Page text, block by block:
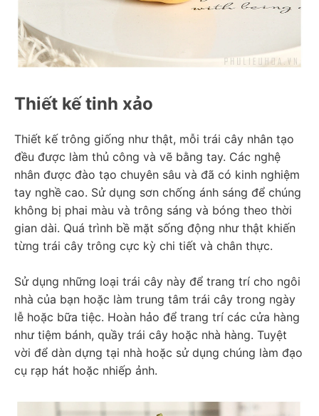
Thiết kế tinh xảo
Thiết kế trông giống như thật, mỗi trái cây nhân tạo
đều được làm thủ công và vẽ bằng tay. Các nghệ
nhân được đào tạo chuyên sâu và đã có kinh nghiệm
tay nghề cao. Sử dụng sơn chống ánh sáng để chúng
không bị phai màu và trông sáng và bóng theo thời
gian dài. Quá trình bề mặt sống động như thật khiến
từng trái cây trông cực kỳ chi tiết và chân thực.
Sử dụng những loại trái cây này để trang trí cho ngôi
nhà của bạn hoặc làm trung tâm trái cây trong ngày
lễ hoặc bữa tiệc. Hoàn hảo để trang trí các cửa hàng
như tiệm bánh, quầy trái cây hoặc nhà hàng. Tuyệt
vời để dàn dựng tại nhà hoặc sử dụng chúng làm đạo
cụ rạp hát hoặc nhiếp ảnh.